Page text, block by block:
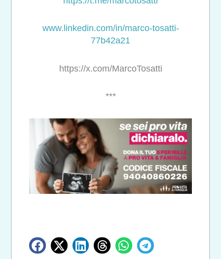
www.linkedin.com/in/marco-tosatti-
77b42a21
https://x.com/MarcoTosatti
***